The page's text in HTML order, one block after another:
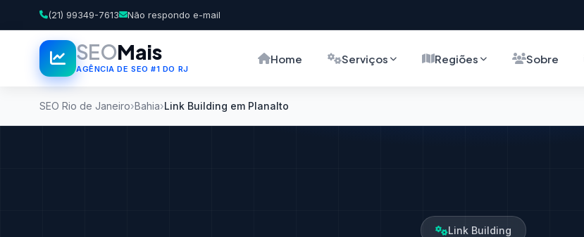
(21) 99349-7613 Não respondo e-mail
SEOMais
AGÊNCIA DE SEO #1 DO RJ
Home Serviços Regiões Sobre
SEO Rio de Janeiro Bahia Link Building em Planalto
Link Building